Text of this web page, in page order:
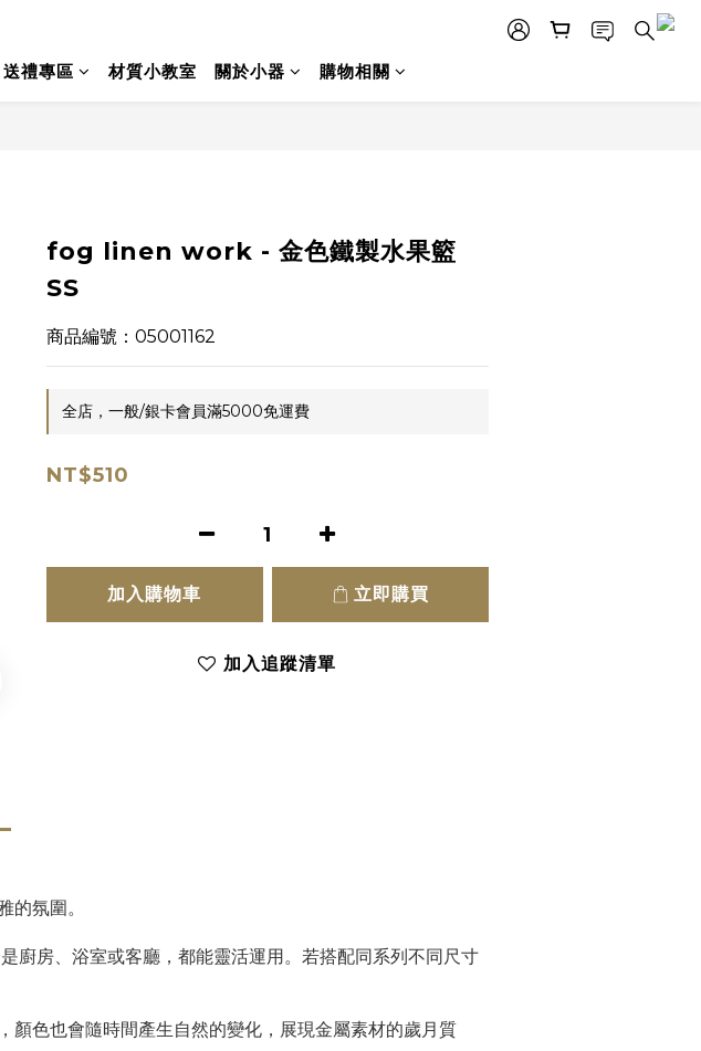
送禮專區 材質小教室 關於小器 購物相關
fog linen work - 金色鐵製水果籃
SS
商品編號：05001162
全店，一般/銀卡會員滿5000免運費
NT$510
加入購物車 立即購買
加入追蹤清單
氛圍。
廚房、浴室或客廳，都能靈活運用。若搭配同系列不同尺寸
色也會隨時間產生自然的變化，展現金屬素材的歲月質